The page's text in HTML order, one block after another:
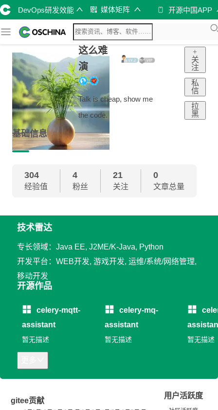
DevOps研发效能 媒体矩阵 开源中国APP
这么难
演
Talk is cheap, show me
the code.
+
关
注
私
信
拉
黑
基础信息
304
经验值
4
粉丝
21
关注
0
文章总量
技术雷达
专长领域：Java EE, J2ME/K-Java, Python
开发平台：WEB开发, 游戏开发, 运维/系统/网络管理,
移动开发
开源作品
celery-mqtt-
assistant
暂无描述
celery-mq-
assistant
暂无描述 暂无描述
gitee贡献
用户活跃度